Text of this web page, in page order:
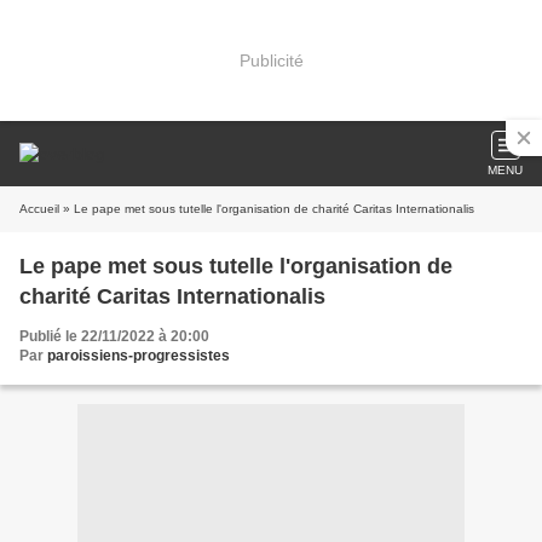
Publicité
MENU
Accueil » Le pape met sous tutelle l'organisation de charité Caritas Internationalis
Le pape met sous tutelle l'organisation de
charité Caritas Internationalis
Publié le 22/11/2022 à 20:00
Par paroissiens-progressistes